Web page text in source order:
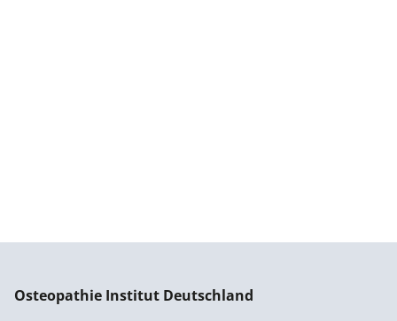
Osteopathie Institut Deutschland